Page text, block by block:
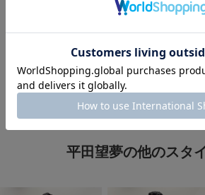
#大人カジュアル #サン
平田望夢の他のスタ